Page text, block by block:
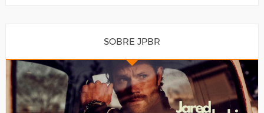
SOBRE JPBR